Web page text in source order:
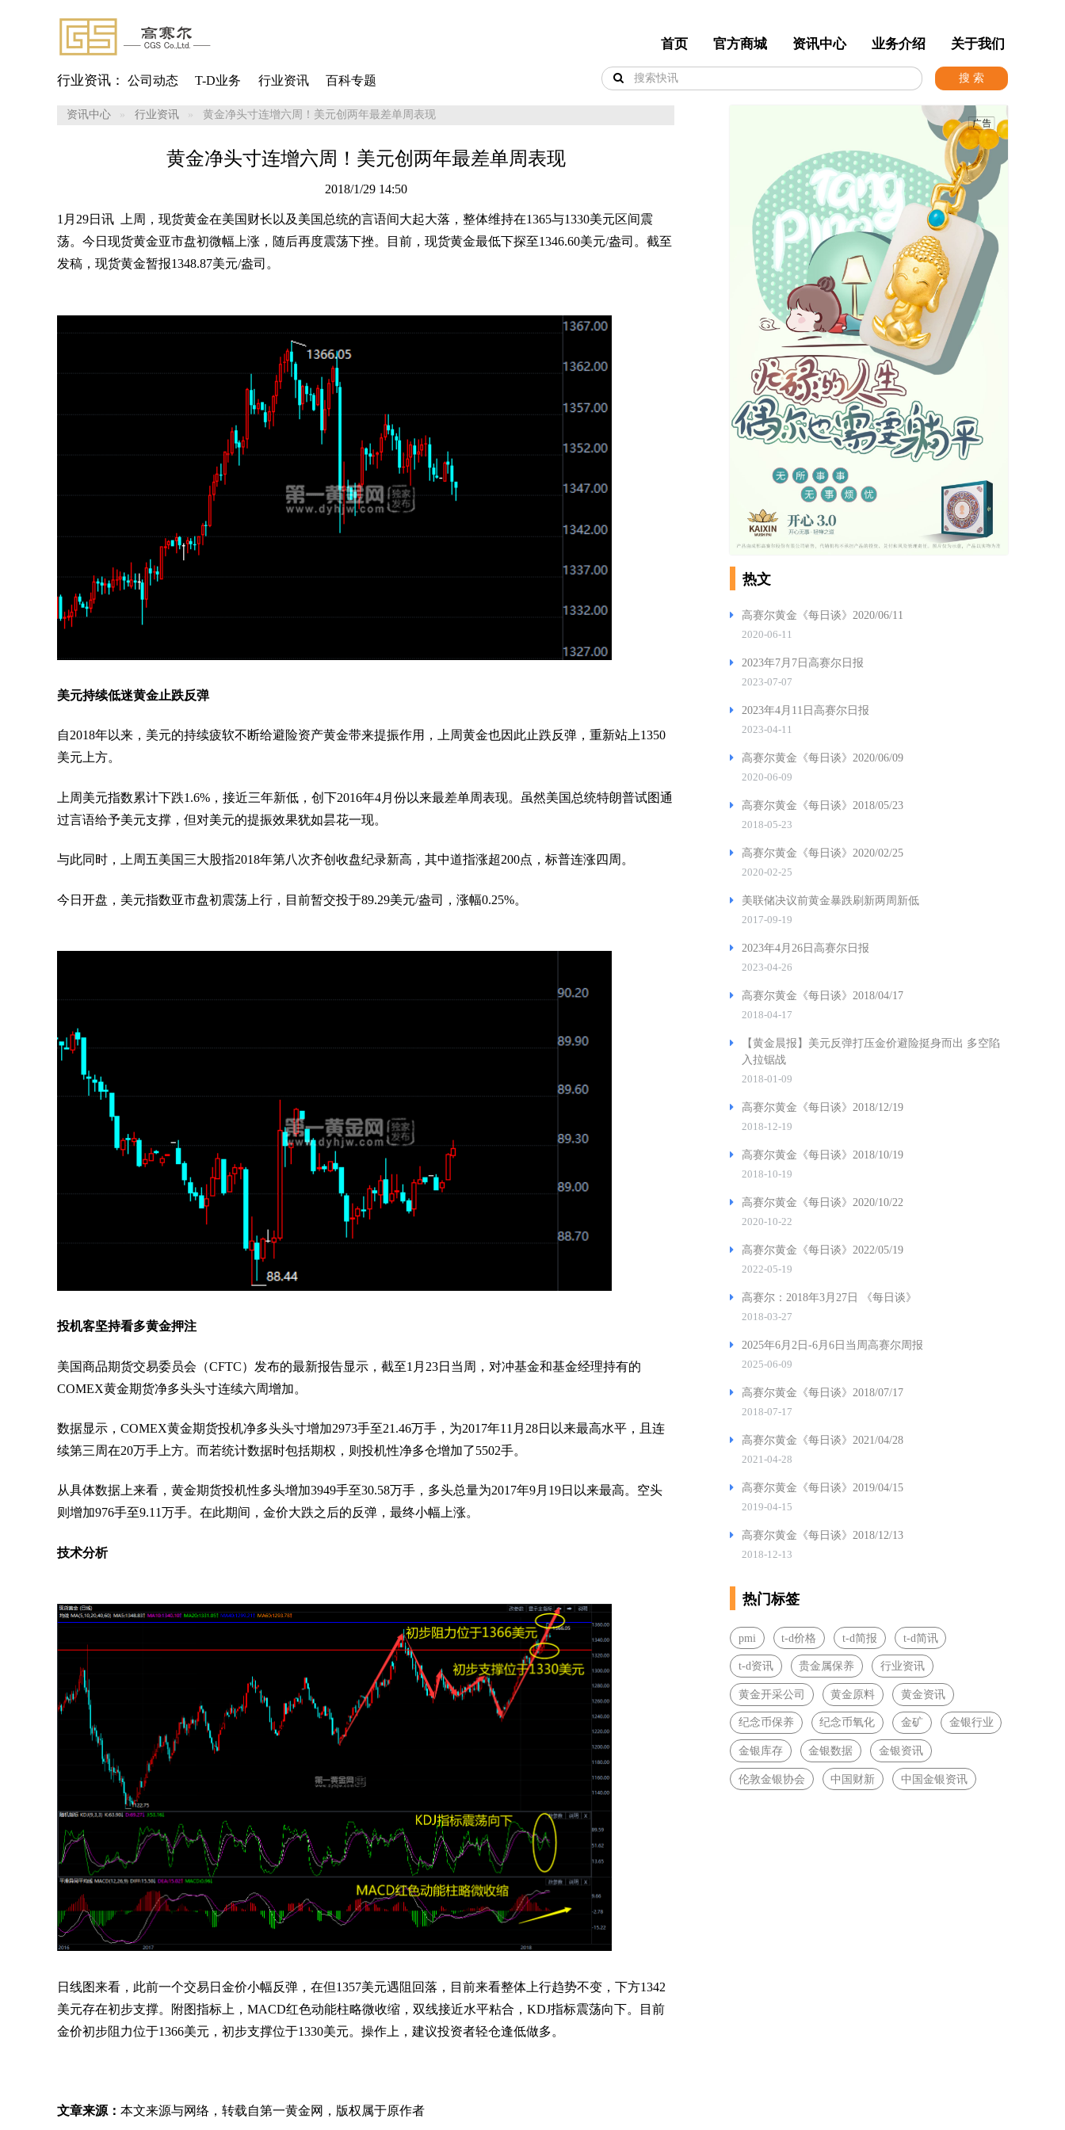
首页 官方商城 资讯中心 业务介绍 关于我们
行业资讯： 公司动态 T-D业务 行业资讯 百科专题 搜 索
资讯中心 行业资讯 黄金净头寸连增六周！美元创两年最差单周表现
黄金净头寸连增六周！美元创两年最差单周表现
2018/1/29 14:50
1月29日讯 上周， 现货黄金在美国财长以及美国总统的言语间大起大落，整体维持在1365与1330美元区间震
荡。今日现货黄金亚市盘初微幅上涨，随后再度震荡下挫。目前，现货黄金最低下探至1346.60美元/盎司。截至
发稿，现货黄金暂报1348.87美元/盎司。
美元持续低迷黄金止跌反弹
自2018年以来，美元的持续疲软不断给避险资产黄金带来提振作用，上周黄金也因此止跌反弹，重新站上1350
美元上方。
上周美元指数累计下跌1.6%，接近三年新低，创下2016年4月份以来最差单周表现。虽然美国总统特朗普试图通
过言语给予美元支撑，但对美元的提振效果犹如昙花一现。
与此同时，上周五美国三大股指2018年第八次齐创收盘纪录新高，其中道指涨超200点，标普连涨四周。
今日开盘，美元指数亚市盘初震荡上行，目前暂交投于89.29美元/盎司，涨幅0.25%。
投机客坚持看多黄金押注
美国商品期货交易委员会（CFTC）发布的最新报告显示，截至1月23日当周，对冲基金和基金经理持有的
COMEX黄金期货净多头头寸连续六周增加。
数据显示，COMEX黄金期货投机净多头头寸增加2973手至21.46万手，为2017年11月28日以来最高水平，且连
续第三周在20万手上方。而若统计数据时包括期权，则投机性净多仓增加了5502手。
从具体数据上来看，黄金期货投机性多头增加3949手至30.58万手，多头总量为2017年9月19日以来最高。空头
则增加976手至9.11万手。在此期间，金价大跌之后的反弹，最终小幅上涨。
技术分析
日线图来看，此前一个交易日金价小幅反弹，在但1357美元遇阻回落，目前来看整体上行趋势不变，下方1342
美元存在初步支撑。附图指标上，MACD红色动能柱略微收缩，双线接近水平粘合，KDJ指标震荡向下。目前
金价初步阻力位于1366美元，初步支撑位于1330美元。操作上，建议投资者轻仓逢低做多。
文章来源： 本文来源与网络，转载自第一黄金网，版权属于原作者
热文
高赛尔黄金《每日谈》2020/06/11
2020-06-11
2023年7月7日高赛尔日报
2023-07-07
2023年4月11日高赛尔日报
2023-04-11
高赛尔黄金《每日谈》2020/06/09
2020-06-09
高赛尔黄金《每日谈》2018/05/23
2018-05-23
高赛尔黄金《每日谈》2020/02/25
2020-02-25
美联储决议前黄金暴跌刷新两周新低
2017-09-19
2023年4月26日高赛尔日报
2023-04-26
高赛尔黄金《每日谈》2018/04/17
2018-04-17
【黄金晨报】美元反弹打压金价避险挺身而出 多空陷
入拉锯战
2018-01-09
高赛尔黄金《每日谈》2018/12/19
2018-12-19
高赛尔黄金《每日谈》2018/10/19
2018-10-19
高赛尔黄金《每日谈》2020/10/22
2020-10-22
高赛尔黄金《每日谈》2022/05/19
2022-05-19
高赛尔：2018年3月27日 《每日谈》
2018-03-27
2025年6月2日-6月6日当周高赛尔周报
2025-06-09
高赛尔黄金《每日谈》2018/07/17
2018-07-17
高赛尔黄金《每日谈》2021/04/28
2021-04-28
高赛尔黄金《每日谈》2019/04/15
2019-04-15
高赛尔黄金《每日谈》2018/12/13
2018-12-13
热门标签
pmi t-d价格 t-d简报 t-d简讯
t-d资讯 贵金属保养 行业资讯
黄金开采公司 黄金原料 黄金资讯
纪念币保养 纪念币氧化 金矿 金银行业
金银库存 金银数据 金银资讯
伦敦金银协会 中国财新 中国金银资讯